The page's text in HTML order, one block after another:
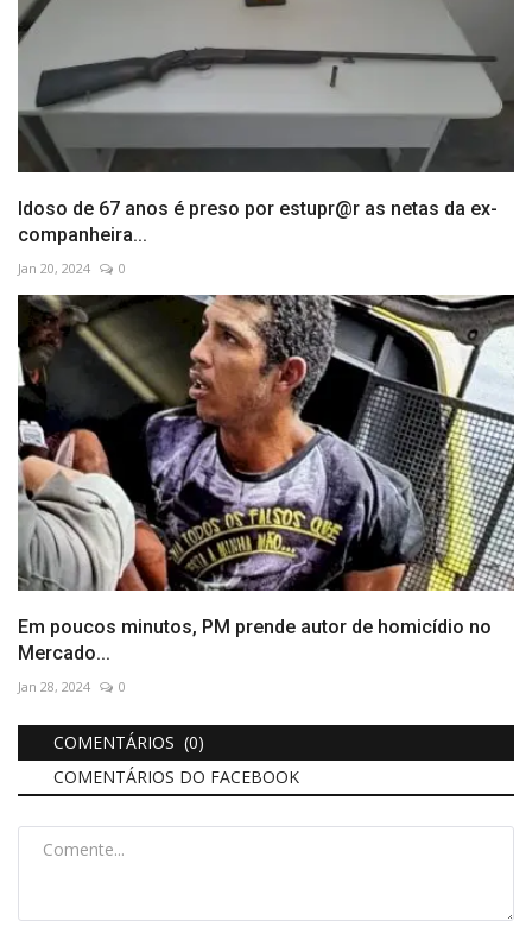
Idoso de 67 anos é preso por estupr@r as netas da ex-
companheira...
Jan 20, 2024 0
Em poucos minutos, PM prende autor de homicídio no
Mercado...
Jan 28, 2024 0
COMENTÁRIOS (0)
COMENTÁRIOS DO FACEBOOK